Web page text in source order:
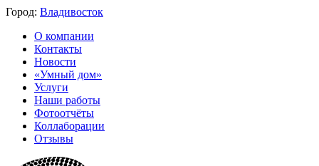
Город: Владивосток
О компании
Контакты
Новости
«Умный дом»
Услуги
Наши работы
Фотоотчёты
Коллаборации
Отзывы